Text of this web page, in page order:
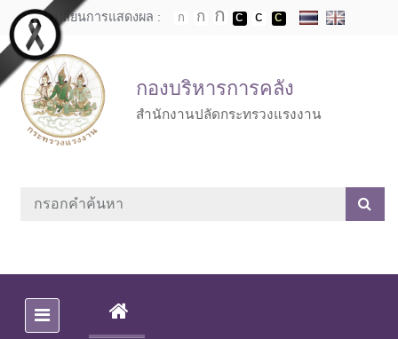
Skip to main content
เปลี่ยนการแสดงผล :
กองบริหารการคลัง
สำนักงานปลัดกระทรวงแรงงาน
(CURRENT)